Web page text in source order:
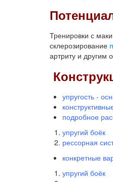
Тренировки с
склерозирование
артриту и другим
упругость -
подробное
упругий боёк
рессорная
конкретные
упругий боёк